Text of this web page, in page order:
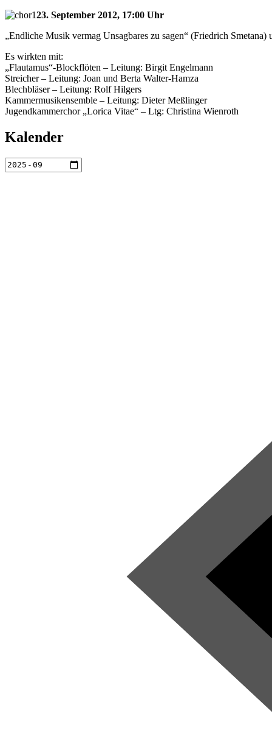
23. September 2012, 17:00 Uhr
„Endliche Musik vermag Unsagbares zu sagen“ (Friedrich
Es wirkten mit:
„Flautamus“-Blockflöten – Leitung: Birgit Engelmann
Streicher – Leitung: Joan und Berta Walter-Hamza
Blechbläser – Leitung: Rolf Hilgers
Kammermusikensemble – Leitung: Dieter Meßlinger
Jugendkammerchor „Lorica Vitae“ – Ltg: Christina Wienroth
Kalender